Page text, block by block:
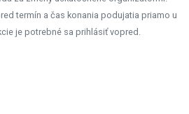
termín a čas konania podujatia priamo u
je potrebné sa prihlásiť vopred.